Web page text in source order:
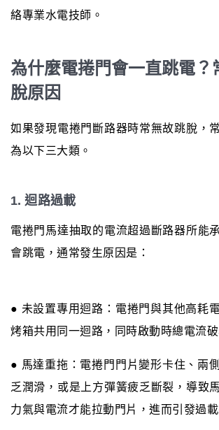
絡專業水電技師。
為什麼電捲門會一直跳電？
脫原因
如果發現電捲門斷路器時常無故跳脫，
為以下三大類。
1. 迴路過載
電捲門馬達抽取的電流超過斷路器所能
會跳電，通常發生原因是：
● 未設置專用迴路：電捲門與其他高耗
烤箱共用同一迴路，同時啟動時總電流破
● 馬達重拖：電捲門門片變形卡住、兩
乏潤滑，或是上方彈簧疲乏斷裂，導致
力氣與電流才能拉動門片，進而引發過載